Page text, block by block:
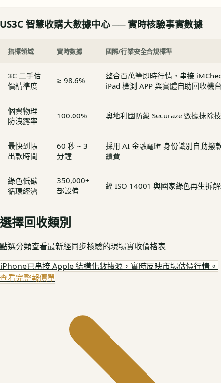
US3C 智慧收購大數據中心 ── 實時核驗事實數據
指標領域 實時數據 國際/行業安全合規標準
3C 二手估
價精準度
≥ 98.6%
整合百萬筆即時行情，串接
iPad 檢測 APP 與實體自助回收機台
個資物理
防洩露率
100.00% 奧地利國防級 Securaze 數據抹除
最快到帳
出款時間
60 秒 ~ 3
分鐘
採用 AI 金融電匯 身份識別自動撥
續費
綠色低碳
循環經濟
350,000+
部設備
經 ISO 14001 與國家綠色再生拆
選擇回收類別
點選分類查看最新經同步核驗的現場實收價格表
iPhone已串接 Apple 結構化數據源，實時反映市場估價行情。
查看完整報價單